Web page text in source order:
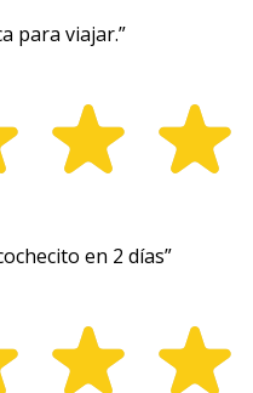
para viajar.”
en 2 días”